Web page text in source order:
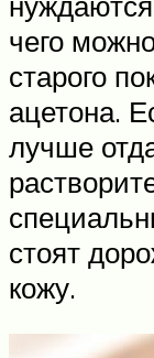
чего
старого
ацетона.
лучше
стоят
кожу.